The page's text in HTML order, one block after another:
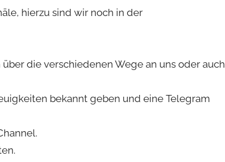
hierzu sind wir noch in der
die verschiedenen Wege an uns oder auch
bekannt geben und eine Telegram